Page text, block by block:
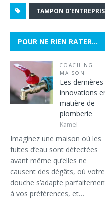
TAMPON
POUR NE RIEN RATER…
COACHING
MAISON
Les dernières
innovations
matière de
plomberie
Kamel
Imaginez une maison où les
fuites d’eau sont détectées
avant même qu’elles ne
causent des dégâts, où votre
douche s’adapte
à vos préférences, et…